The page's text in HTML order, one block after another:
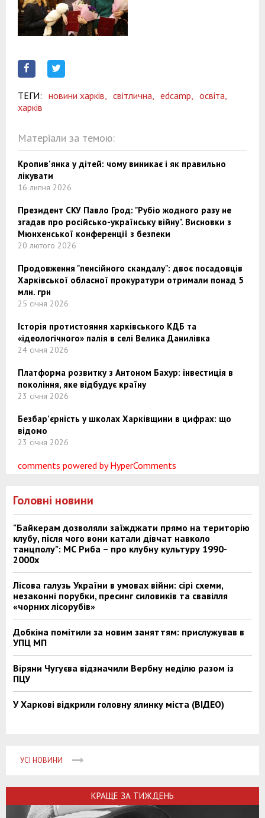
ТЕГИ: новини харків, світлична, edcamp,
освіта,
харків
Матеріали за темою:
Кропив'янка у дітей: чому виникає і як правильно
лікувати
16 липня 2026
Президент СКУ Павло Грод: "Рубіо жодного разу не
згадав про російсько-українську війну". Висновки з
Мюнхенської конференції з безпеки
20 лютого 2026
Продовження "пенсійного скандалу": двоє посадовців
Харківської обласної прокуратури отримали понад 5
млн. грн
25 січня 2026
Історія протистояння харківського КДБ та
«ідеологічного» палія в селі Велика Данилівка
24 січня 2026
Платформа розвитку з Антоном Бахур: інвестиція в
покоління, яке відбудує країну
23 січня 2026
Безбар’єрність у школах Харківщини в цифрах: що
відомо
23 січня 2026
comments powered by HyperComments
Головні новини
"Байкерам дозволяли заїжджати прямо на територію
клубу, після чого вони катали дівчат навколо
танцполу": МС Риба – про клубну культуру 1990-
2000х
Лісова галузь України в умовах війни: сірі схеми,
незаконні порубки, пресинг силовиків та свавілля
«чорних лісорубів»
Добкіна помітили за новим заняттям: прислужував в
УПЦ МП
Віряни Чугуєва відзначили Вербну неділю разом із
ПЦУ
У Харкові відкрили головну ялинку міста (ВІДЕО)
УСІ НОВИНИ
КРАЩЕ ЗА ТИЖДЕНЬ